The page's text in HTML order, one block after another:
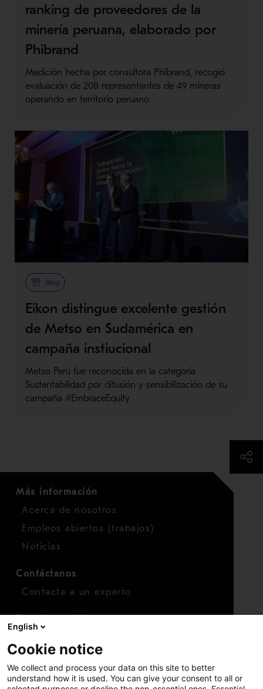
ranking de proveedores de la
minería peruana, elaborado por
Phibrand
Medición hecha por consultora Phibrand, recogió
evaluación de 208 representantes de 49 mineras
operando en territorio peruano.
Blog
Eikon distingue excelente gestión
de Metso en Sudamérica en
campaña instiucional
Metso Perú fue reconocida en la categoría
Sustentabilidad por difusión y sensibilización de su
campaña #EmbraceEquity
Más información
Acerca de nosotros
Empleos abiertos (trabajos)
Noticias
Contáctanos
Contacta a un experto
Finanzas
Acciones
English
Cookie notice
We collect and process your data on this site to better
understand how it is used. You can give your consent to all or